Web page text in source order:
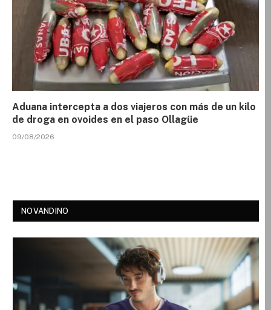
Aduana intercepta a dos viajeros con más de un kilo
de droga en ovoides en el paso Ollagüe
09/08/2026
NOVANDINO